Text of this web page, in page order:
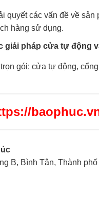
quyết các vấn đề về
hàng sử dụng.
giải pháp cửa tự động
gói: cửa tự động,
B, Bình Tân, Thành